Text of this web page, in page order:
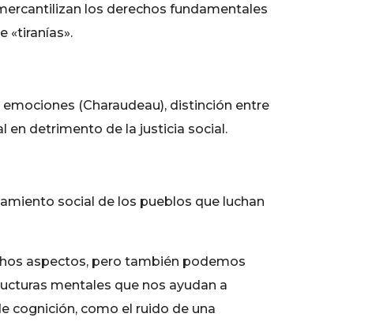
los derechos fundamentales
«tiranías».
(Charaudeau), distinción entre
en detrimento de la justicia social.
social de los pueblos que luchan
aspectos, pero también podemos
mentales que nos ayudan a
cognición, como el ruido de una